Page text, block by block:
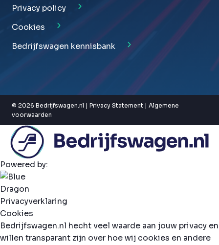
Privacy policy
Cookies
Bedrijfswagen kennisbank
© 2026 Bedrijfswagen.nl | Privacy Statement | Algemene
voorwaarden
Powered by:
Privacyverklaring
Cookies
Bedrijfswagen.nl hecht veel waarde aan jouw privacy en
willen transparant zijn over hoe wij cookies en andere